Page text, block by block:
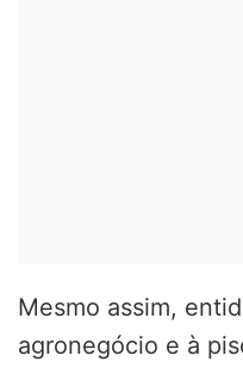
Mesmo assim,
agronegócio e à